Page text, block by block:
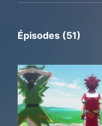
Épisodes (51)